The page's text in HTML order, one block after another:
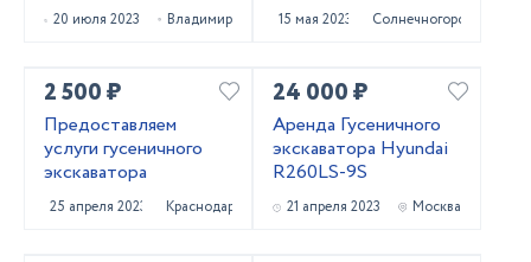
20 июля 2023 Владимир 15 мая 2023 Солнечногорск
2 500 ₽
Предоставляем
услуги гусеничного
экскаватора
25 апреля 2023 Краснодар
24 000 ₽
Аренда Гусеничного
экскаватора Hyundai
R260LS-9S
21 апреля 2023 Москва